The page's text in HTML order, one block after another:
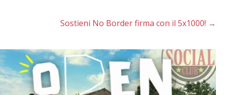
Sostieni No Border firma con il 5x1000! →